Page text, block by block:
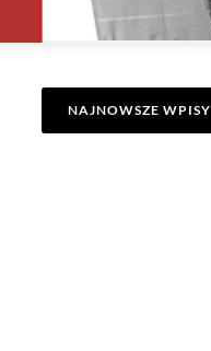
NAJNOWSZE WPISY